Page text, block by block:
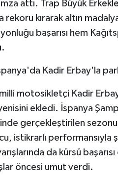
attı. Trap Büyük
rekoru kırarak altın
başarısı hem
Kadir Erbay'la
motosikletçi Kadir
yenisini ekledi. İspanya
gerçekleştirilen
istikrarlı
da kürsü
öncesi umut verdi.